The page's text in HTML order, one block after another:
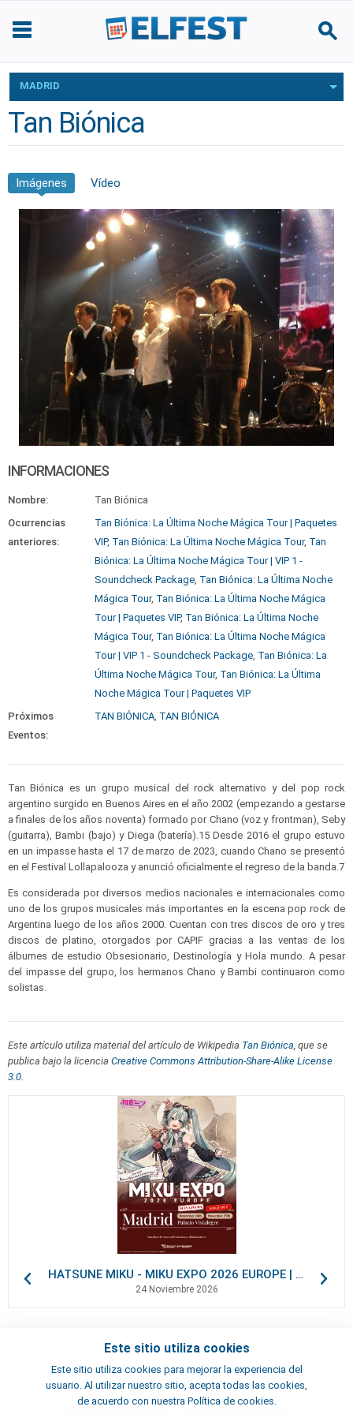
MADRID
Tan Biónica
Imágenes Vídeo
INFORMACIONES
Nombre:
Tan Biónica
Ocurrencias
anteriores:
Tan Biónica: La Última Noche Mágica Tour | Paquetes
VIP, Tan Biónica: La Última Noche Mágica Tour, Tan
Biónica: La Última Noche Mágica Tour | VIP 1 -
Soundcheck Package, Tan Biónica: La Última Noche
Mágica Tour, Tan Biónica: La Última Noche Mágica
Tour | Paquetes VIP, Tan Biónica: La Última Noche
Mágica Tour, Tan Biónica: La Última Noche Mágica
Tour | VIP 1 - Soundcheck Package, Tan Biónica: La
Última Noche Mágica Tour, Tan Biónica: La Última
Noche Mágica Tour | Paquetes VIP
Próximos
Eventos:
TAN BIÓNICA, TAN BIÓNICA
Tan Biónica es un grupo musical del rock alternativo y del pop rock
argentino surgido en Buenos Aires en el año 2002 (empezando a gestarse
a finales de los años noventa) formado por Chano (voz y frontman), Seby
(guitarra), Bambi (bajo) y Diega (batería).1​5​ Desde 2016 el grupo estuvo
en un impasse hasta el 17 de marzo de 2023, cuando Chano se presentó
en el Festival Lollapalooza y anunció oficialmente el regreso de la banda.7​
Es considerada por diversos medios nacionales e internacionales como
uno de los grupos musicales más importantes en la escena pop rock de
Argentina luego de los años 2000. Cuentan con tres discos de oro y tres
discos de platino, otorgados por CAPIF gracias a las ventas de los
álbumes de estudio Obsesionario, Destinología y Hola mundo. A pesar
del impasse del grupo, los hermanos Chano y Bambi continuaron como
solistas.
Este artículo utiliza material del artículo de Wikipedia Tan Biónica, que se
publica bajo la licencia Creative Commons Attribution-Share-Alike License
3.0.
HATSUNE MIKU - MIKU EXPO 2026 EUROPE | VIP Packages
24 Noviembre 2026
Este sitio utiliza cookies
Este sitio utiliza cookies para mejorar la experiencia del
usuario. Al utilizar nuestro sitio, acepta todas las cookies,
de acuerdo con nuestra Política de cookies.
Términos y condiciones